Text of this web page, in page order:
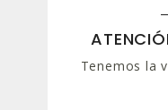
Tenemos la